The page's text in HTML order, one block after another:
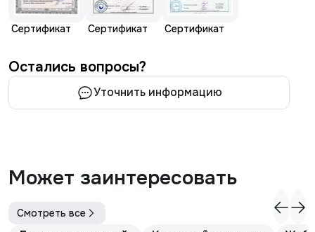
Сертификат Сертификат Сертификат
Остались вопросы?
Уточнить информацию
Может заинтересовать
Смотреть все